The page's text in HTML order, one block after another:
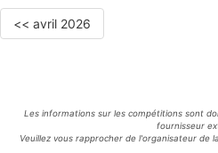
<< avril 2026
Les informations sur les compétitions sont
fournisseur
Veuillez vous rapprocher de l'organisateur de